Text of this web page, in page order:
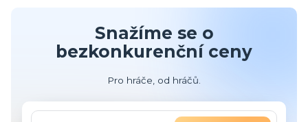
Snažíme se o
bezkonkurenční ceny
Pro hráče, od hráčů.